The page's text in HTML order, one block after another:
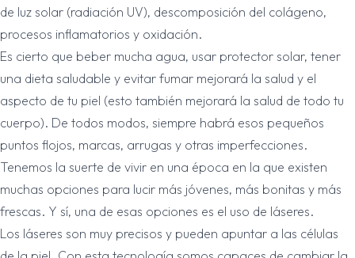
de luz solar (radiación UV), descomposición del colágeno,
procesos inflamatorios y oxidación.
Es cierto que beber mucha agua, usar protector solar, tener
una dieta saludable y evitar fumar mejorará la salud y el
aspecto de tu piel (esto también mejorará la salud de todo tu
cuerpo). De todos modos, siempre habrá esos pequeños
puntos flojos, marcas, arrugas y otras imperfecciones.
Tenemos la suerte de vivir en una época en la que existen
muchas opciones para lucir más jóvenes, más bonitas y más
frescas. Y sí, una de esas opciones es el uso de láseres.
Los láseres son muy precisos y pueden apuntar a las células